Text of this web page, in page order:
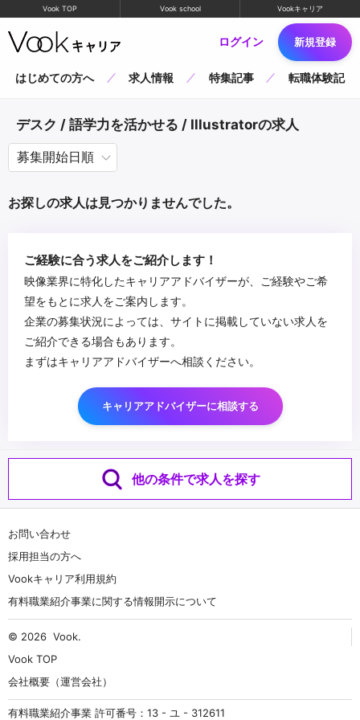
Vook TOP Vook school Vookキャリア
ログイン 新規登録
はじめての方へ 求人情報 特集記事 転職体験記
デスク / 語学力を活かせる / Illustratorの求人
お探しの求人は見つかりませんでした。
ご経験に合う求人をご紹介します！
映像業界に特化したキャリアアドバイザーが、ご経験やご希
望をもとに求人をご案内します。
企業の募集状況によっては、サイトに掲載していない求人を
ご紹介できる場合もあります。
まずはキャリアアドバイザーへ相談ください。
キャリアアドバイザーに相談する
他の条件で求人を探す
お問い合わせ
採用担当の方へ
Vookキャリア利用規約
有料職業紹介事業に関する情報開示について
© 2026 Vook.
Vook TOP
会社概要（運営会社）
有料職業紹介事業 許可番号：13 - ユ - 312611